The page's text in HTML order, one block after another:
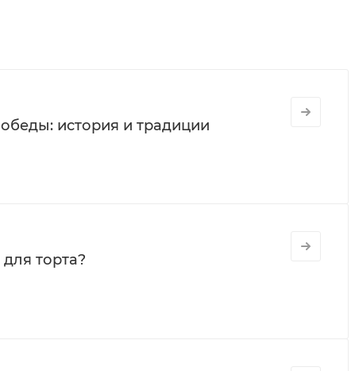
история и традиции
торта?